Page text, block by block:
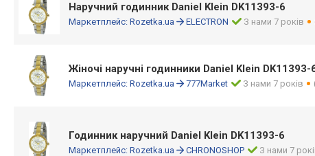
Наручний годинник Daniel Klein DK11393-6
Маркетплейс: Rozetka.ua ELECTRON З нами 7 років
Жіночі наручні годинники Daniel Klein DK11393-
Маркетплейс: Rozetka.ua 777Market З нами 7 років
Годинник наручний Daniel Klein DK11393-6
Маркетплейс: Rozetka.ua CHRONOSHOP З нами 7